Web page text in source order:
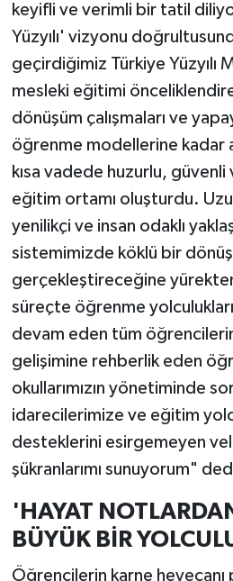
keyifli ve verimli bir tatil
Yüzyılı' vizyonu
geçirdiğimiz Türkiye Yüzyılı
mesleki eğitimi
dönüşüm çalışmaları ve
öğrenme modellerine kadar
kısa vadede huzurlu,
eğitim ortamı oluşturdu.
yenilikçi ve insan odaklı
sistemimizde köklü bir
gerçekleştireceğine
süreçte öğrenme
devam eden tüm
gelişimine rehberlik eden
okullarımızın yönetiminde
idarecilerimize ve eğitim
desteklerini esirgemeyen
şükranlarımı sunuyorum"
'HAYAT
BÜYÜK BİR
Öğrencilerin karne heyecanı